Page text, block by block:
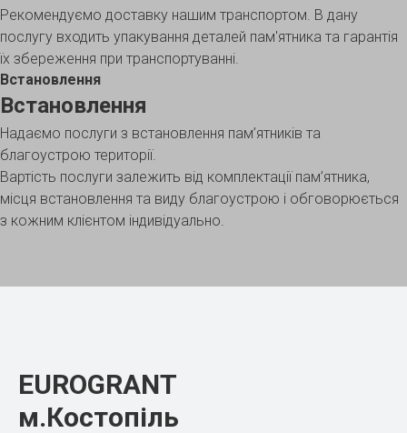
Рекомендуємо доставку нашим транспортом. В дану
послугу входить упакування деталей пам'ятника та гарантія
їх збереження при транспортуванні.
Встановлення
Встановлення
Надаємо послуги з встановлення пам’ятників та
благоустрою території.
Вартість послуги залежить від комплектації пам’ятника,
місця встановлення та виду благоустрою і обговорюється
з кожним клієнтом індивідуально.
EUROGRANT
м.Костопіль